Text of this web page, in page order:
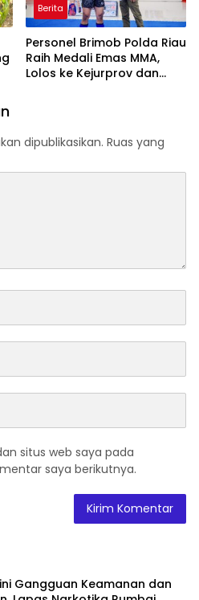
Berita
Personel Brimob Polda Riau
Raih Medali Emas MMA,
Lolos ke Kejurprov dan
dipublikasikan. Ruas yang
situs web saya pada
saya berikutnya.
Gangguan Keamanan dan